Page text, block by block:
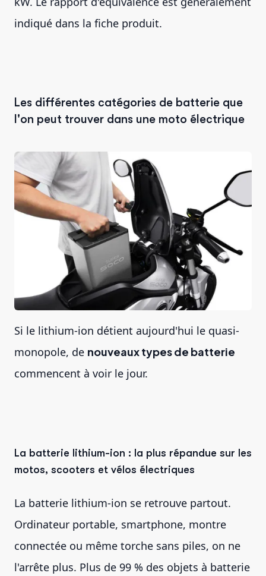
indiqué dans la fiche produit.
Les différentes catégories de batterie que
l'on peut trouver dans une moto électrique
Si le lithium-ion détient aujourd'hui le quasi-
monopole, de nouveaux types de batterie
commencent à voir le jour.
La batterie lithium-ion : la plus répandue sur les
motos, scooters et vélos électriques
La batterie lithium-ion se retrouve partout.
Ordinateur portable, smartphone, montre
connectée ou même torche sans piles, on ne
l'arrête plus. Plus de 99 % des objets à batterie